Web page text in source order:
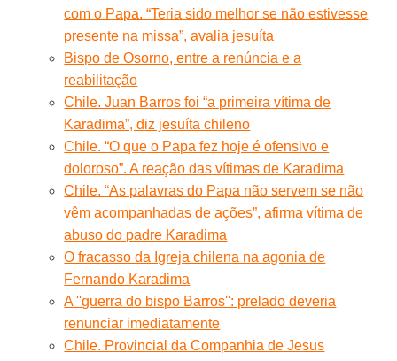
com o Papa. “Teria sido melhor se não estivesse
presente na missa”, avalia jesuíta
Bispo de Osorno, entre a renúncia e a
reabilitação
Chile. Juan Barros foi “a primeira vítima de
Karadima”, diz jesuíta chileno
Chile. “O que o Papa fez hoje é ofensivo e
doloroso”. A reação das vítimas de Karadima
Chile. “As palavras do Papa não servem se não
vêm acompanhadas de ações”, afirma vítima de
abuso do padre Karadima
O fracasso da Igreja chilena na agonia de
Fernando Karadima
A ''guerra do bispo Barros'': prelado deveria
renunciar imediatamente
Chile. Provincial da Companhia de Jesus